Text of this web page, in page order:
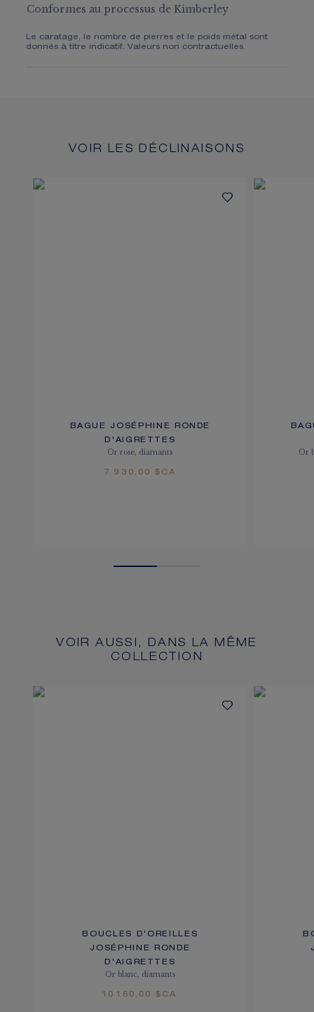
Conformes au processus de Kimberley
Le caratage, le nombre de pierres et le poids métal sont
donnés à titre indicatif. Valeurs non contractuelles.
VOIR LES DÉCLINAISONS
BAGUE JOSÉPHINE RONDE
D'AIGRETTES
Or rose, diamants
7 930,00 $CA
Or
VOIR AUSSI, DANS LA MÊME
COLLECTION
BOUCLES D'OREILLES
JOSÉPHINE RONDE
D'AIGRETTES
Or blanc, diamants
10 160,00 $CA